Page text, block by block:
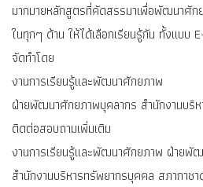
มากมายหลักสูตรที่คัดสรรมาเพื่อพัฒนาศัก
ในทุกๆ ด้าน ให้ได้เลือกเรียนรู้กัน ทั้งแบบ
จัดทำโดย
งานการเรียนรู้และพัฒนาศักยภาพ
ฝ่ายพัฒนาศักยภาพบุคลากร สำนักงานบริ
ติดต่อสอบถามเพิ่มเติม
งานการเรียนรู้และพัฒนาศักยภาพ ฝ่ายพั
สำนักงานบริหารทรัพยากรบุคคล สภากาชา